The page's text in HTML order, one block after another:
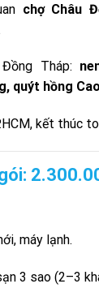
chợ Châu
Tháp:
quýt hồng
kết thúc
máy lạnh.
3 sao (2–3